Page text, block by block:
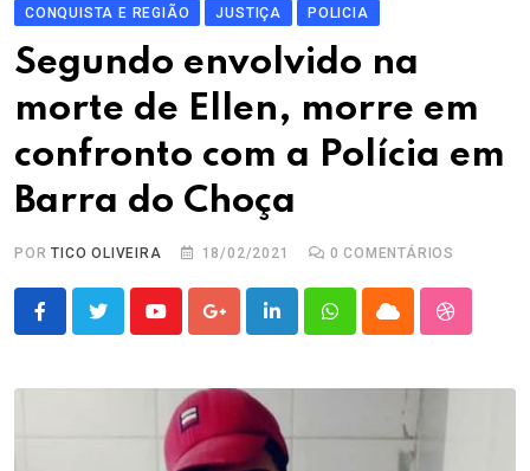
CONQUISTA E REGIÃO JUSTIÇA POLICIA
Segundo envolvido na
morte de Ellen, morre em
confronto com a Polícia em
Barra do Choça
PORTICO OLIVEIRA 18/02/2021 0 COMENTÁRIOS
YoutubeGoogle+LinkedInWhatsappCloud